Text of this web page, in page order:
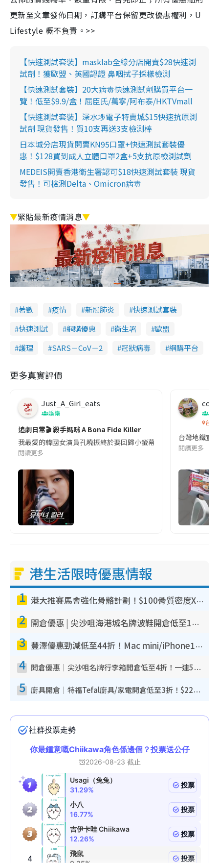
更新至文章發佈日期，訂購平台保留更改優惠權利，U
Lifestyle 概不負責。>>
【快速測試套裝】masklab全線分店開賣$28快速測
試劑！獲歐盟、英國認證 鼻咽拭子採樣檢測
【快速測試套裝】20大病毒快速測試劑購買平台一
覽！低至$9.9/盒！屈臣氏/萬寧/阿布泰/HKTVmall
【快速測試套裝】深水埗電子特賣城$15快速抗原測
試劑 現貨發售！買10支再送3支檢測棒
日本城分店現貨開賣KN95口罩+快速測試套裝優
惠！$128買到成人立體口罩2盒+5支抗原檢測試劑
MEDEIS開賣香港衛生署認可$18快速測試套裝 現貨
發售！可檢測Delta、Omicron病毒
▼緊貼最新疫情消息▼
著數 疫情 新冠肺炎
快速測試套裝
快速測試
網購優惠 衞生署
歐盟
護理
SARS－CoV－2 冠狀病毒 網購平台
更多真實評價
Just_A_Girl_eats
娛樂
追劇日常🎬 殺手媽咪 A Bona Fide Killer
我最愛的韓國女演員孔曉振終於要回歸小螢幕啦!這次的劇本改編
閱讀更多
co
吹
台灣
台灣地鐵宣
閱讀更多
港生活限時優惠情報
1 港大推賽馬會強化骨骼計劃！$100骨質密度X光檢查 完成免費運動訓練送超市禮券！附參加資格
2 開倉優惠 | 尖沙咀海港城名牌波鞋開倉低至1折！On鞋$899起／Joy&Peace鞋履$98起
3 豐澤優惠勁減低至44折！Mac mini/iPhone17Pro大減價！廚房家電$220起
4 開倉優惠｜尖沙咀名牌行李箱開倉低至4折！一連5日 American Tourister/ace./Hallmark $200起！
5 廚具開倉｜特福Tefal廚具/家電開倉低至3折！$220起買平底鍋/炒鑊/湯煲！電飯煲/吸塵機/燙斗$418起